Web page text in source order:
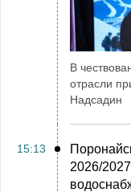
В
отрасли
Надсадин
15:13
2026/